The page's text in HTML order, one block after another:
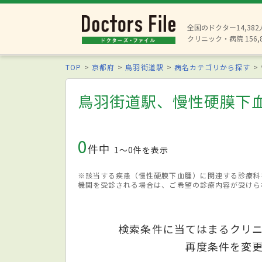
全国のドクター14,382
クリニック・病院
TOP 京都府 鳥羽街道駅 病名カテゴリから探す
鳥羽街道駅、慢性硬膜下
0件中 1〜0件を表示
※該当する疾患（慢性硬膜下血腫）に関連する診療
機関を受診される場合は、ご希望の診療内容が受け
検索条件に当てはまるクリ
再度条件を変